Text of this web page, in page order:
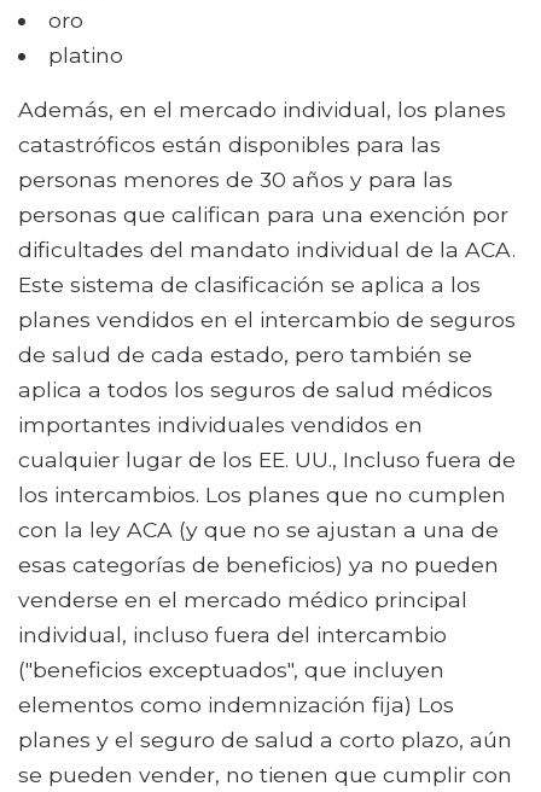
oro
platino
Además, en el mercado individual, los planes
catastróficos están disponibles para las
personas menores de 30 años y para las
personas que califican para una exención por
dificultades del mandato individual de la ACA.
Este sistema de clasificación se aplica a los
planes vendidos en el intercambio de seguros
de salud de cada estado, pero también se
aplica a todos los seguros de salud médicos
importantes individuales vendidos en
cualquier lugar de los EE. UU., Incluso fuera de
los intercambios. Los planes que no cumplen
con la ley ACA (y que no se ajustan a una de
esas categorías de beneficios) ya no pueden
venderse en el mercado médico principal
individual, incluso fuera del intercambio
("beneficios exceptuados", que incluyen
elementos como indemnización fija) Los
planes y el seguro de salud a corto plazo, aún
se pueden vender, no tienen que cumplir con